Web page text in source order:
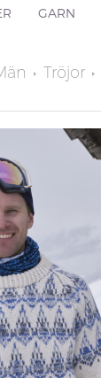
GARN
Tröjor